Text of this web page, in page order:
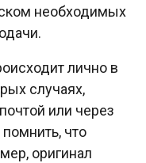
необходимых
лично в
случаях,
или через
что
оригинал